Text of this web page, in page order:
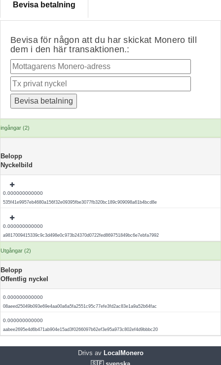
Bevisa betalning
Bevisa för någon att du har skickat Monero till
dem i den här transaktionen.:
ingångar (2)
Belopp
Nyckelbild
0.000000000000
535f41e9957eb4680a156f32e09395fbe3077fb320bc189c909098a61b4bcd8e
0.000000000000
a9817009415339c9c3d498e0c973b24370d0722fed869751849bc6e7ebfa7992
Utgångar (2)
Belopp
Offentlig nyckel
0.000000000000
08aeed25049b093e69e4aa00a6a5fa2551c95c77efe3fd2ac83e1a9a52b64fac
0.000000000000
aabee2695e4d6b471ab904e15ad3f0266097b62ef3e95a973c802ef4d9bbbc20
Drivs avLocalMonero